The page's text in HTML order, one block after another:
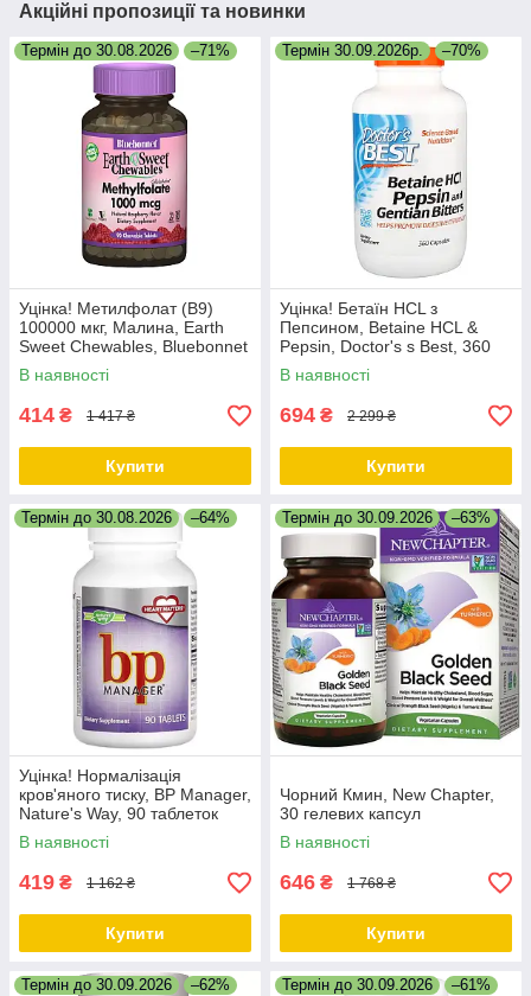
Акційні пропозиції та новинки
Термін до 30.08.2026 –71%
Уцінка! Метилфолат (B9)
100000 мкг, Малина, Earth
Sweet Chewables, Bluebonnet
Nutrition, 90 жувальних
таблеток
В наявності
414 ₴ 1 417 ₴
Купити
Термін 30.09.2026р. –70%
Уцінка! Бетаїн HCL з
Пепсином, Betaine HCL &
Pepsin, Doctor's s Best, 360
капсул
В наявності
694 ₴ 2 299 ₴
Купити
Термін до 30.08.2026 –64%
Уцінка! Нормалізація
кров'яного тиску, BP Manager,
Nature's Way, 90 таблеток
В наявності
419 ₴ 1 162 ₴
Купити
Термін до 30.09.2026 –63%
Чорний Кмин, New Chapter,
30 гелевих капсул
В наявності
646 ₴ 1 768 ₴
Купити
Термін до 30.09.2026 –62% Термін до 30.09.2026 –61%